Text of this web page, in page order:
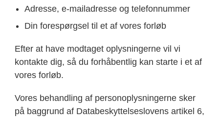
Adresse, e-mailadresse og telefonnummer
Din forespørgsel til et af vores forløb
Efter at have modtaget oplysningerne vil vi
kontakte dig, så du forhåbentlig kan starte i et af
vores forløb.
Vores behandling af personoplysningerne sker
på baggrund af Databeskyttelseslovens artikel 6,